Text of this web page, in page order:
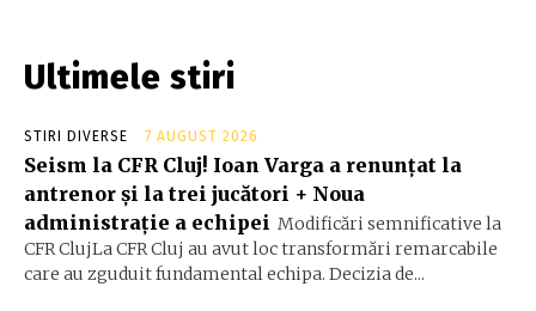
Ultimele stiri
STIRI DIVERSE 7 AUGUST 2026
Seism la CFR Cluj! Ioan Varga a renunțat la
antrenor și la trei jucători + Noua
administrație a echipei Modificări semnificative la
CFR ClujLa CFR Cluj au avut loc transformări remarcabile
care au zguduit fundamental echipa. Decizia de...